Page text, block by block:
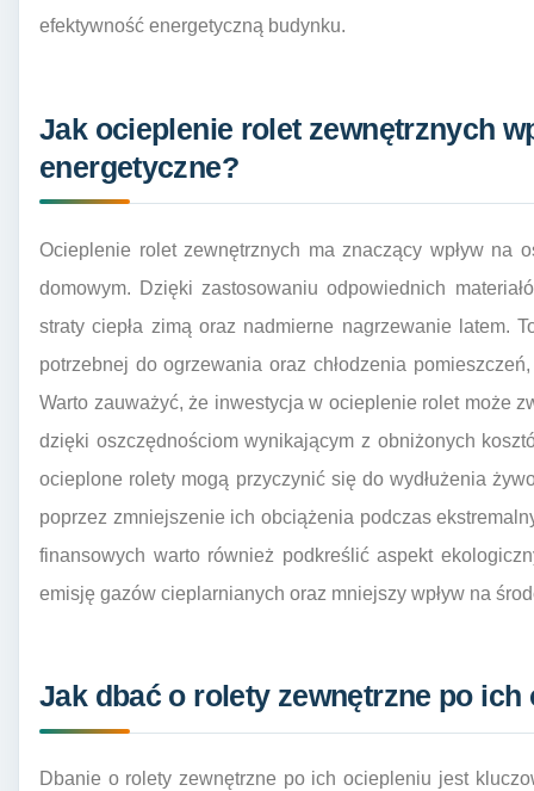
efektywność energetyczną budynku.
Jak ocieplenie rolet zewnętrznych
energetyczne?
Ocieplenie rolet zewnętrznych ma znaczący wpływ na
domowym. Dzięki zastosowaniu odpowiednich
straty ciepła zimą oraz nadmierne nagrzewanie latem.
potrzebnej do ogrzewania oraz chłodzenia
Warto zauważyć, że inwestycja w ocieplenie rolet może
dzięki oszczędnościom wynikającym z obniżonych
ocieplone rolety mogą przyczynić się do wydłużenia
poprzez zmniejszenie ich obciążenia podczas
finansowych warto również podkreślić aspekt
emisję gazów cieplarnianych oraz mniejszy wpływ na
Jak dbać o rolety zewnętrzne po ich
Dbanie o rolety zewnętrzne po ich ociepleniu jest